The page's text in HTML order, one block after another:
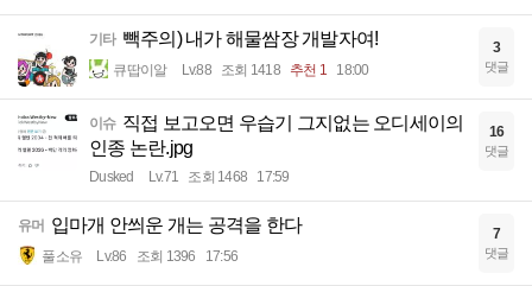
기타 빽주의) 내가 해물쌈장 개발자여!
큐땁이알 Lv.88 조회 1418 추천 1 18:00
3
댓글
이슈 직접 보고오면 우습기 그지없는 오디세이의
인종 논란.jpg
Dusked Lv.71 조회 1468 17:59
16
댓글
유머 입마개 안씌운 개는 공격을 한다
풀소유 Lv.86 조회 1396 17:56
7
댓글